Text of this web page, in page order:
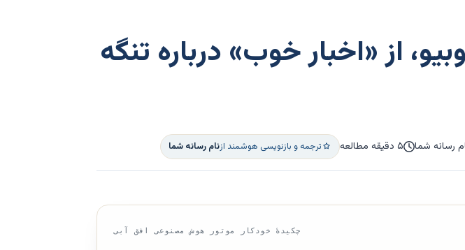
از «اخبار خوب» درباره تنگه
رسانه شما ۵ دقیقه مطالعه ترجمه و بازنویسی هوشمند ازنام رسانه شما
چکیدهٔ خودکار موتور هوش مصنوعی افق آبی